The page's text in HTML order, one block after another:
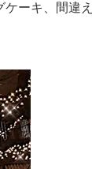
ーキ、間違え